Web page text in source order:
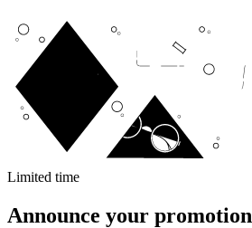
Limited time
Announce your promotion